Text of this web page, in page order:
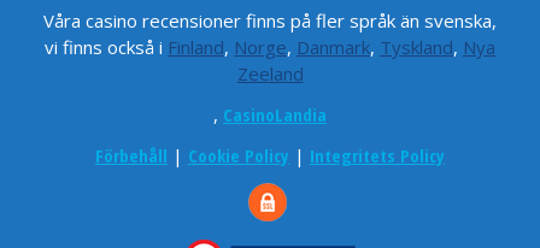
Våra casino recensioner finns på fler språk än svenska,
vi finns också i Finland, Norge, Danmark, Tyskland, Nya
Zeeland
, CasinoLandia
Förbehåll | Cookie Policy | Integritets Policy